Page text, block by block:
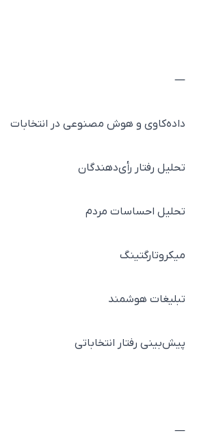
داده‌کاوی و هوش مصنوعی در انتخابات
تحلیل رفتار رأی‌دهندگان
تحلیل احساسات مردم
میکروتارگتینگ
تبلیغات هوشمند
پیش‌بینی رفتار انتخاباتی